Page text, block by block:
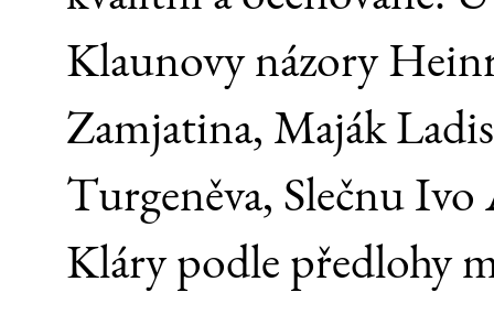
Klaunovy názory
Zamjatina, Maják
Turgeněva, Slečnu
Kláry podle předlohy